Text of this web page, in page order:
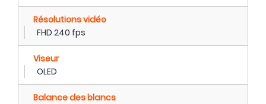
Résolutions vidéo
FHD 240 fps
Viseur
OLED
Balance des blancs